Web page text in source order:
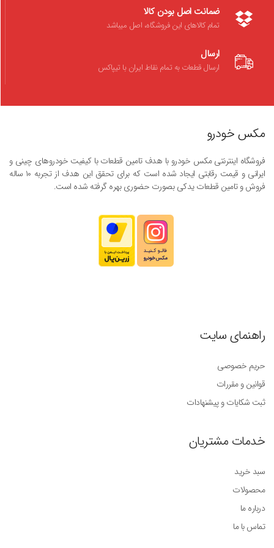
ضمانت اصل بودن کالا
تمام کالاهای این فروشگاه، اصل میباشد
ارسال
ارسال قطعات به تمام نقاط ایران با تیپاکس
مکس خودرو
فروشگاه اینترنتی مکس خودرو با هدف تامین قطعات با کیفیت خودروهای چینی و
ایرانی و قیمت رقابتی ایجاد شده است که برای تحقق این هدف از تجربه ۱۰ ساله
فروش و تامین قطعات یدکی بصورت حضوری بهره گرفته شده است.
راهنمای سایت
حریم خصوصی
قوانین و مقررات
ثبت شکایات و پیشنهادات
خدمات مشتریان
سبد خرید
محصولات
درباره ما
تماس با ما